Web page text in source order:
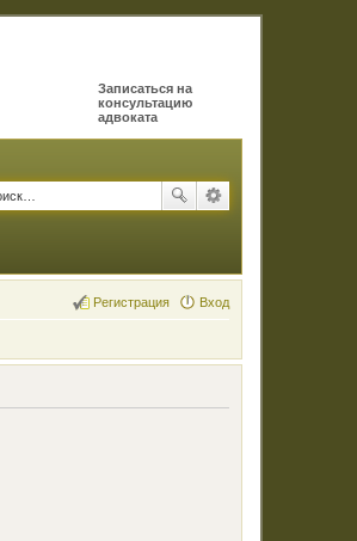
Записаться на
консультацию
адвоката
Вход
Регистрация